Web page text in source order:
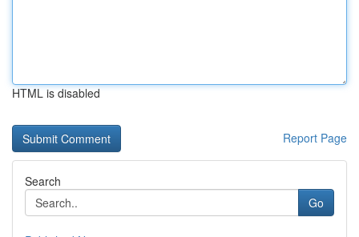
HTML is disabled
Report Page
Search
Go